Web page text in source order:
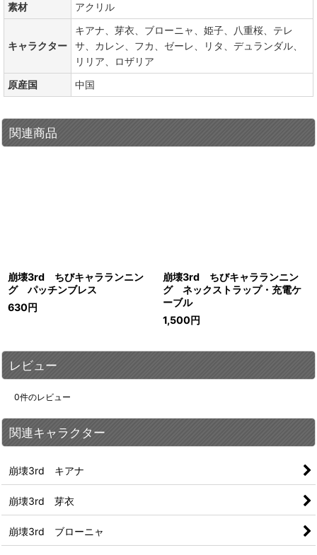
素材
アクリル
キャラクター
キアナ、芽衣、ブローニャ、姫子、八重桜、テレ
サ、カレン、フカ、ゼーレ、リタ、デュランダル、
リリア、ロザリア
原産国
中国
関連商品
崩壊3rd ちびキャラランニン
グ パッチンブレス
630円
崩壊3rd ちびキャラランニン
グ ネックストラップ・充電ケ
ーブル
1,500円
レビュー
0件のレビュー
関連キャラクター
崩壊3rd キアナ
崩壊3rd 芽衣
崩壊3rd ブローニャ